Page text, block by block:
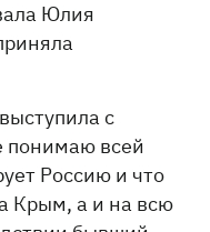
Юлия
с
понимаю всей
Россию и что
Крым, а и на всю